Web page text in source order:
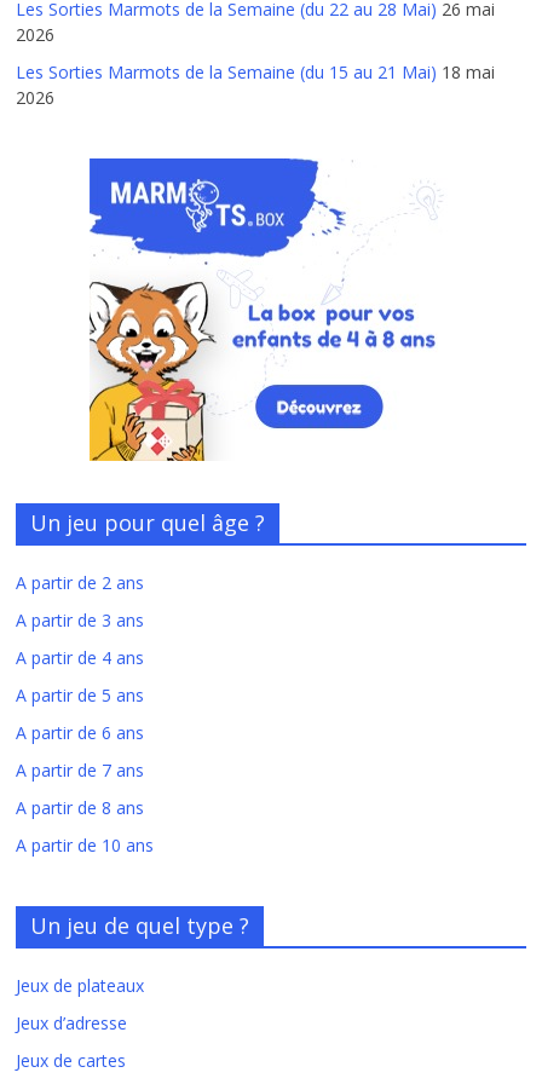
Les Sorties Marmots de la Semaine (du 22 au 28 Mai) 26 mai
2026
Les Sorties Marmots de la Semaine (du 15 au 21 Mai) 18 mai
2026
Un jeu pour quel âge ?
A partir de 2 ans
A partir de 3 ans
A partir de 4 ans
A partir de 5 ans
A partir de 6 ans
A partir de 7 ans
A partir de 8 ans
A partir de 10 ans
Un jeu de quel type ?
Jeux de plateaux
Jeux d’adresse
Jeux de cartes